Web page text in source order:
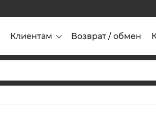
Клиентам Возврат / обмен